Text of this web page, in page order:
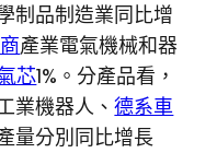
制品制造業同比增
產業電氣機械和器
芯1%。分產品看，
業機器人、德系車
量分別同比增長